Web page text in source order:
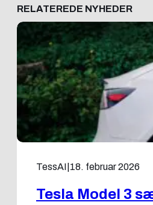
RELATEREDE NYHEDER
TessAI 18. februar 2026
Tesla Model 3